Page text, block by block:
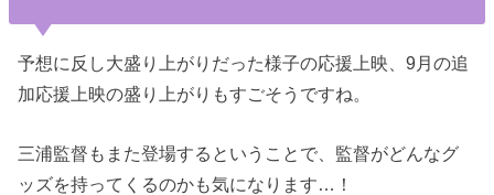
予想に反し大盛り上がりだった様子の応援上映、9月の追
加応援上映の盛り上がりもすごそうですね。
三浦監督もまた登場するということで、監督がどんなグ
ッズを持ってくるのかも気になります…！